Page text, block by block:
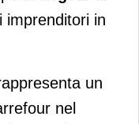
imprenditori in
un
nel